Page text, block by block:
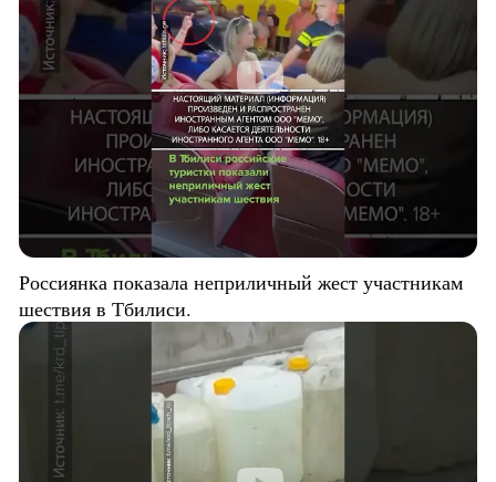
Россиянка показала неприличный жест участникам
шествия в Тбилиси.